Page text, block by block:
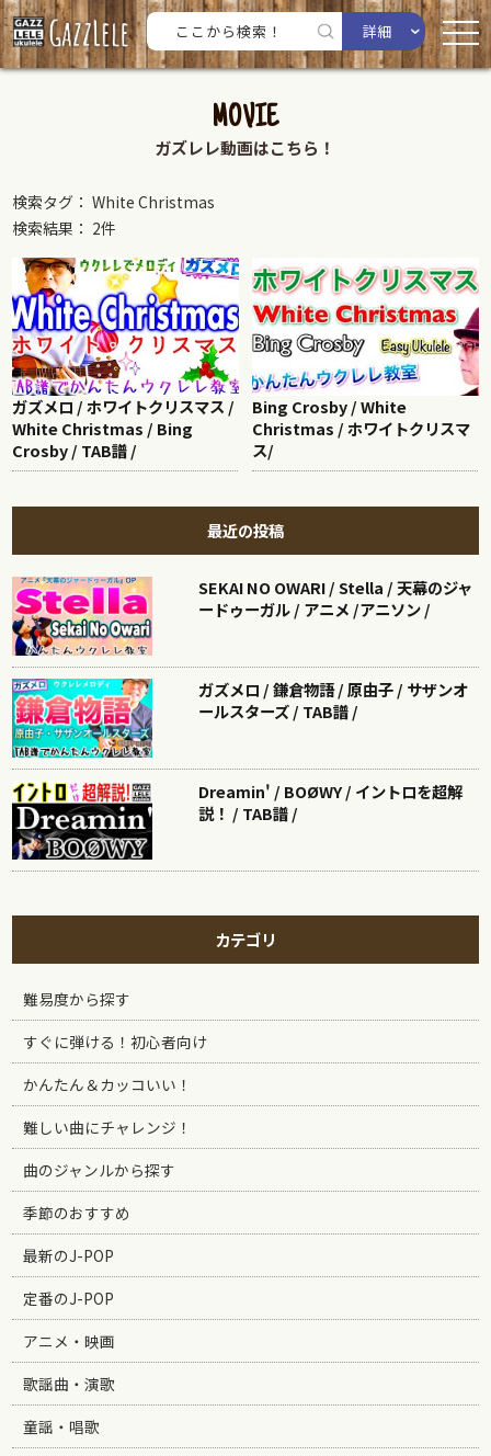
詳細
MOVIE
ガズレレ動画はこちら！
検索タグ： White Christmas
検索結果： 2件
ガズメロ / ホワイトクリスマス /
White Christmas / Bing
Crosby / TAB譜 /
Bing Crosby / White
Christmas / ホワイトクリスマ
ス/
最近の投稿
SEKAI NO OWARI / Stella / 天幕のジャ
ードゥーガル / アニメ /アニソン /
ガズメロ / 鎌倉物語 / 原由子 / サザンオ
ールスターズ / TAB譜 /
Dreamin' / BOØWY / イントロを超解
説！ / TAB譜 /
カテゴリ
難易度から探す
すぐに弾ける！初心者向け
かんたん＆カッコいい！
難しい曲にチャレンジ！
曲のジャンルから探す
季節のおすすめ
最新のJ-POP
定番のJ-POP
アニメ・映画
歌謡曲・演歌
童謡・唱歌